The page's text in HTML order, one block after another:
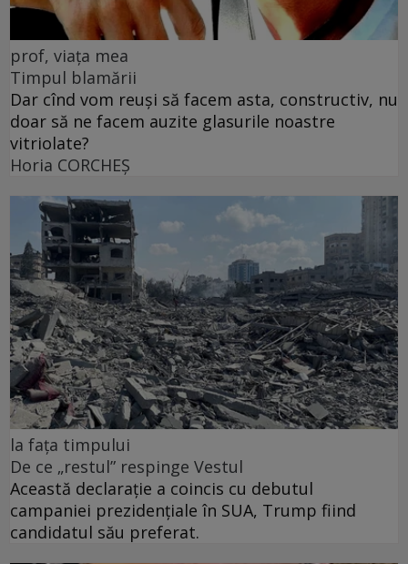
prof, viața mea
Timpul blamării
Dar cînd vom reuși să facem asta, constructiv, nu
doar să ne facem auzite glasurile noastre
vitriolate?
Horia CORCHEŞ
la fața timpului
De ce „restul” respinge Vestul
Această declarație a coincis cu debutul
campaniei prezidențiale în SUA, Trump fiind
candidatul său preferat.